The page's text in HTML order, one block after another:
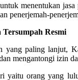
menentukan
penerjemah-
Tersumpah Resmi
yang paling lanjut,
mengantongi izin
yaitu orang yang